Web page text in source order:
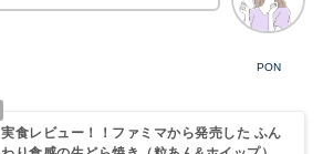
PON
実食レビュー！！ファミマから発売した ふん